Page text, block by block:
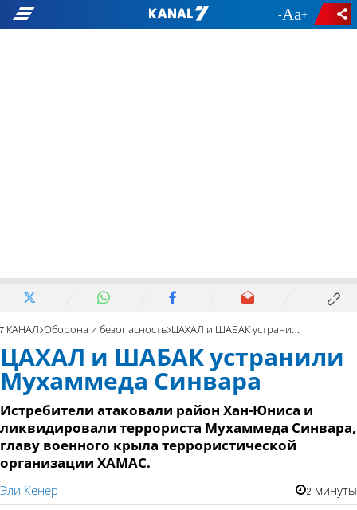
- +
7 КАНАЛ Оборона и безопасность ЦАХАЛ и ШАБАК устранили Мухаммеда Синвара
ЦАХАЛ и ШАБАК устранили
Мухаммеда Синвара
Истребители атаковали район Хан-Юниса и
ликвидировали террориста Мухаммеда Синвара,
главу военного крыла террористической
организации ХАМАС.
Эли Кенер 2 минуты